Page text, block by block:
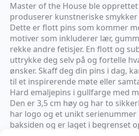
Master of the House ble opprettet
produserer kunstneriske
Dette er flott pins som kommer
motiver som inkluderer lær,
rekke andre fetisjer. En flott og
uttrykke deg selv på og fortelle
ønsker. Skaff deg din pins i dag,
til et inspirerende møte eller
Hard emaljepins i gullfarge med
Den er 3,5 cm høy og har to
har logo og et unikt serienummer
baksiden og er laget i begrenset